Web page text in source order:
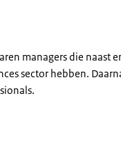
managers die naast
sector hebben.